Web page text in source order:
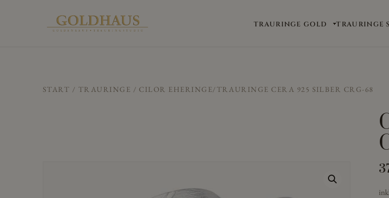
TRAURINGE GOLD TRAURINGE
START / TRAURINGE / CILOR EHERINGE/TRAURINGE CERA 925 SILBER CRG-68